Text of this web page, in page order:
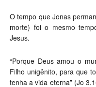
O tempo que Jonas
morte) foi o mesmo
Jesus.
“Porque Deus amou o
Filho unigênito, para que
tenha a vida eterna” (Jo